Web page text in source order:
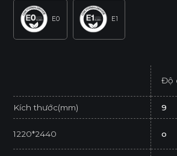
E0 E1
Độ
Kích thước(mm) 9
1220*2440 o